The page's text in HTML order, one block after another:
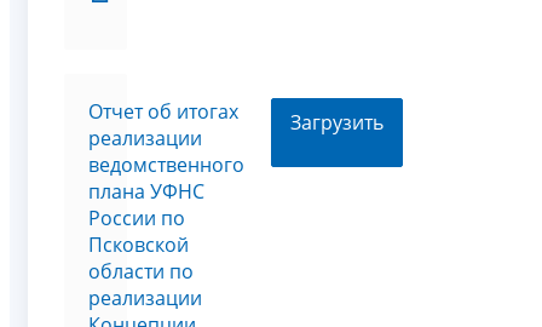
Отчет об итогах
реализации
ведомственного
плана УФНС
России по
Псковской
области по
реализации
Загрузить